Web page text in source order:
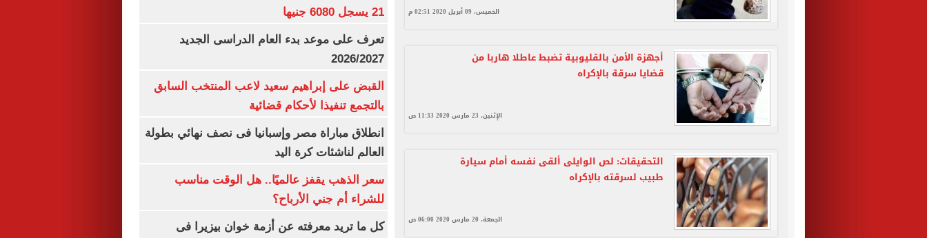
الخميس، 09 أبريل 2020 02:51 م
أجهزة الأمن بالقليوبية تضبط عاطلا هاربا من
قضايا سرقة بالإكراه
الإثنين، 23 مارس 2020 11:33 ص
التحقيقات: لص الوايلى ألقى نفسه أمام سيارة
طبيب لسرقته بالإكراه
الجمعة، 20 مارس 2020 06:00 ص
21 يسجل 6080 جنيها
تعرف على موعد بدء العام الدراسى الجديد
2026/2027
القبض على إبراهيم سعيد لاعب المنتخب السابق
بالتجمع تنفيذا لأحكام قضائية
انطلاق مباراة مصر وإسبانيا فى نصف نهائي بطولة
العالم لناشئات كرة اليد
سعر الذهب يقفز عالميًا.. هل الوقت مناسب
للشراء أم جني الأرباح؟
كل ما تريد معرفته عن أزمة خوان بيزيرا فى